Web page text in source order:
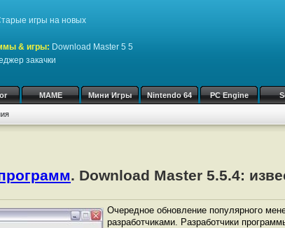
игры на новых
& игры: Download Master 5 5
закачки
MAME Мини Игры Nintendo 64 PC Engine
. Download Master 5.5.4:
Очередное обновление популярного
разработчиками. Разработчики